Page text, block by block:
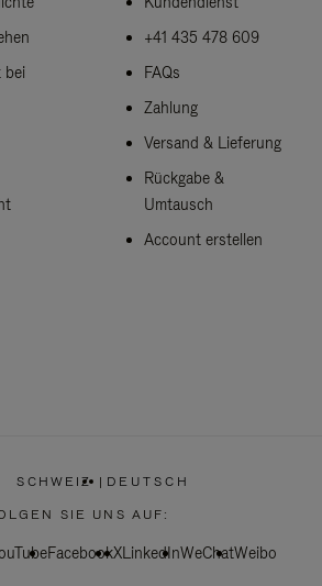
bei
+41 435 478 609
FAQs
Zahlung
Versand & Lieferung
Rückgabe &
Umtausch
Account erstellen
SCHWEIZ
WÄHLEN
SIE
REGION
| DEUTSCH
SIE UNS AUF:
FacebookXLinkedInWeChatWeibo